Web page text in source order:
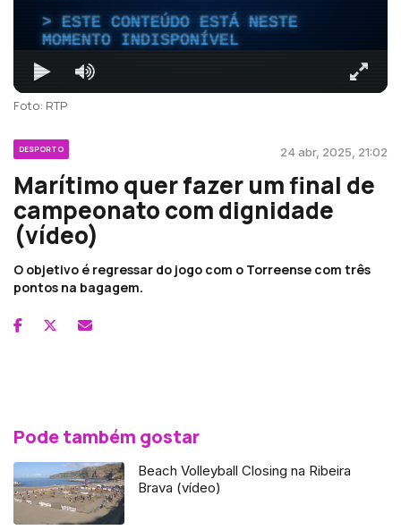
ESTE CONTEÚDO ESTÁ NESTE
MOMENTO INDISPONÍVEL
Foto: RTP
DESPORTO 24 abr, 2025, 21:02
Marítimo quer fazer um final de
campeonato com dignidade
(vídeo)
O objetivo é regressar do jogo com o Torreense com três
pontos na bagagem.
Pode também gostar
Beach Volleyball Closing na Ribeira
Brava (vídeo)